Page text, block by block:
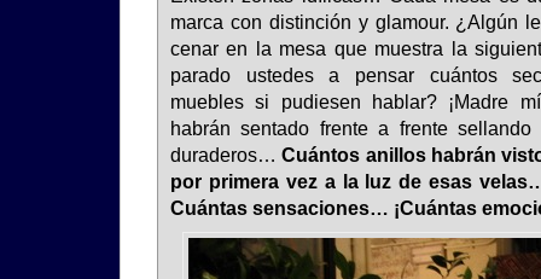
marca con distinción y glamour. ¿Algún
cenar en la mesa que muestra la
parado ustedes a pensar cuántos
muebles si pudiesen hablar? ¡Madre
habrán sentado frente a frente
duraderos…Cuántos anillos habrán
por primera vez a la luz de esas
Cuántas sensaciones… ¡Cuántas